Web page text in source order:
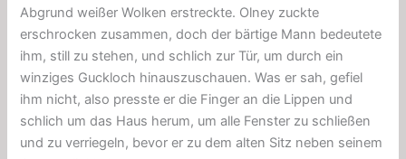
Abgrund weißer Wolken erstreckte. Olney zuckte
erschrocken zusammen, doch der bärtige Mann bedeutete
ihm, still zu stehen, und schlich zur Tür, um durch ein
winziges Guckloch hinauszuschauen. Was er sah, gefiel
ihm nicht, also presste er die Finger an die Lippen und
schlich um das Haus herum, um alle Fenster zu schließen
und zu verriegeln, bevor er zu dem alten Sitz neben seinem